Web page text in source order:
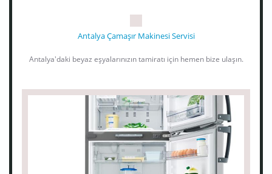
Antalya Çamaşır Makinesi Servisi
Antalya'daki beyaz eşyalarınızın tamiratı için hemen bize ulaşın.